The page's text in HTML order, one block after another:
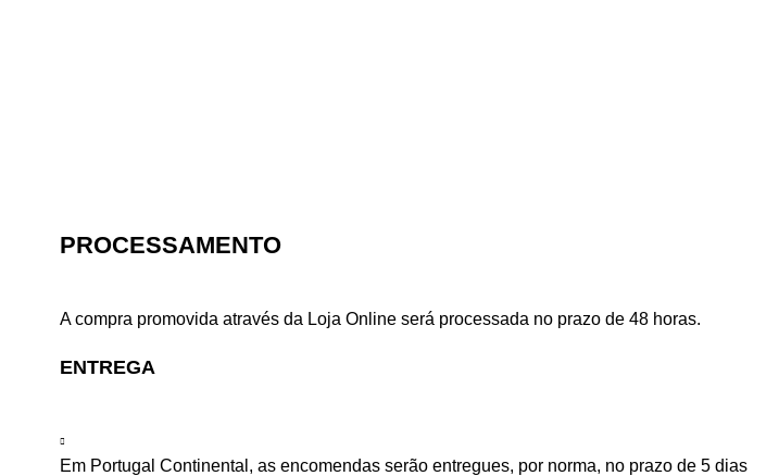
PROCESSAMENTO
A compra promovida através da Loja Online será processada no prazo de 48 horas.
ENTREGA
Em Portugal Continental, as encomendas serão entregues, por norma, no prazo de 5 dias